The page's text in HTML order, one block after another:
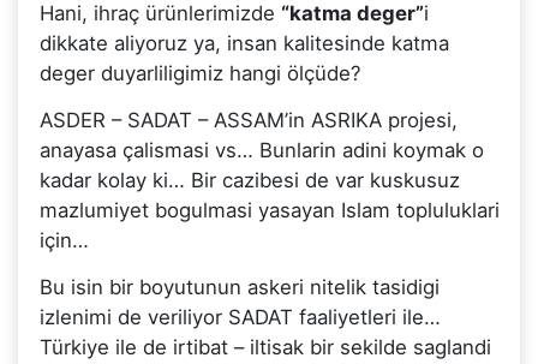
Hani, ihraç ürünlerimizde “katma deger”i
dikkate aliyoruz ya, insan kalitesinde katma
deger duyarliligimiz hangi ölçüde?
ASDER – SADAT – ASSAM’in ASRIKA projesi,
anayasa çalismasi vs… Bunlarin adini koymak o
kadar kolay ki… Bir cazibesi de var kuskusuz
mazlumiyet bogulmasi yasayan Islam topluluklari
için…
Bu isin bir boyutunun askeri nitelik tasidigi
izlenimi de veriliyor SADAT faaliyetleri ile…
Türkiye ile de irtibat – iltisak bir sekilde saglandi